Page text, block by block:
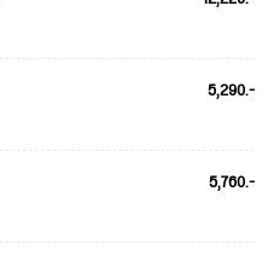
5,290.-
5,760.-